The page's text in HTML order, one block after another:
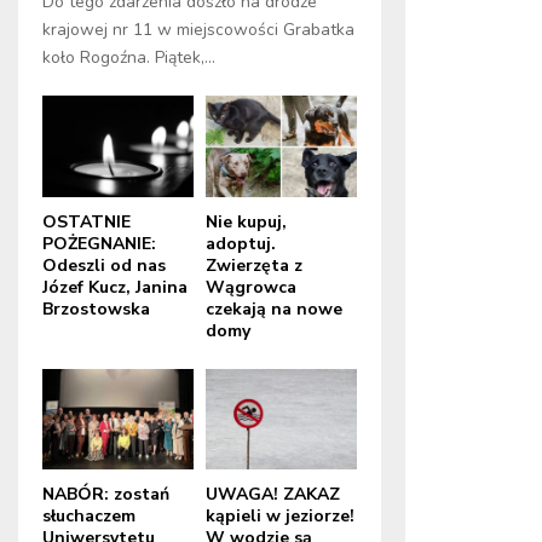
krajowej nr 11 w miejscowości Grabatka
koło Rogoźna. Piątek,...
OSTATNIE
POŻEGNANIE:
Odeszli od nas
Józef Kucz, Janina
Brzostowska
Nie kupuj,
adoptuj.
Zwierzęta z
Wągrowca
czekają na nowe
domy
NABÓR: zostań
słuchaczem
UWAGA! ZAKAZ
kąpieli w jeziorze!